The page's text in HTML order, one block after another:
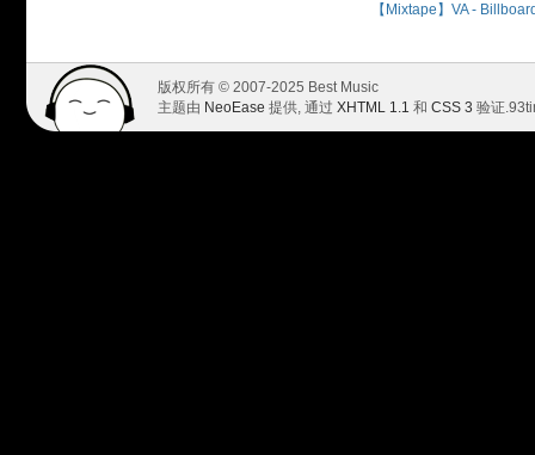
【Mixtape】VA -
版权所有 © 2007-2025 Best Music
主题由 NeoEase 提供, 通过 XHTML 1.1 和 CSS 3 验证.